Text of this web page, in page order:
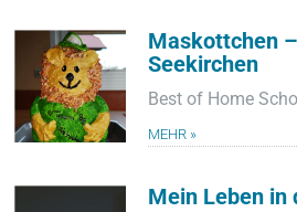
Maskottchen
Seekirchen
Best of Home
MEHR »
Mein Leben in